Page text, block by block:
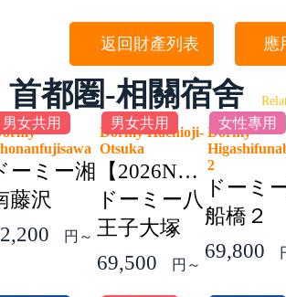
返回財產列表
首都圏-相關宿舍
男女共用
ーミー湘
藤沢
円～
男女共用
Dormy Hachioji-
Otsuka
【2026NEW】
ドーミー八
王子大塚
69,500
円～
女性專用
Dormy
2
ドーミ
船橋２
69,800